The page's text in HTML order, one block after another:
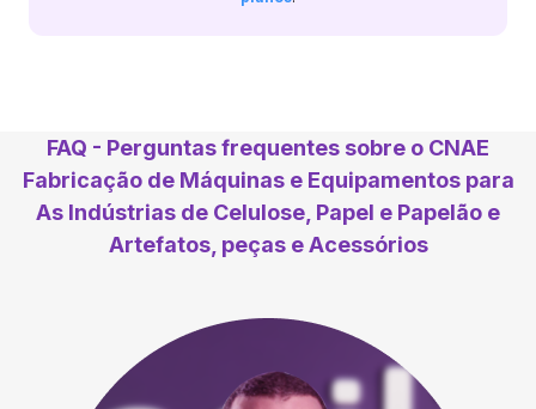
FAQ - Perguntas frequentes sobre o CNAE
Fabricação de Máquinas e Equipamentos para
As Indústrias de Celulose, Papel e Papelão e
Artefatos, peças e Acessórios